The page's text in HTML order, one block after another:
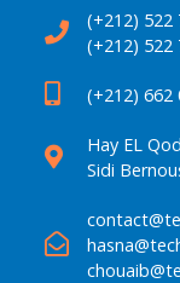
(+212) 522
(+212) 522
(+212) 662
Hay EL
Sidi